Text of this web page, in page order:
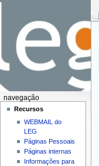
navegação
Recursos
WEBMAIL do
LEG
Páginas Pessoais
Páginas internas
Informações para